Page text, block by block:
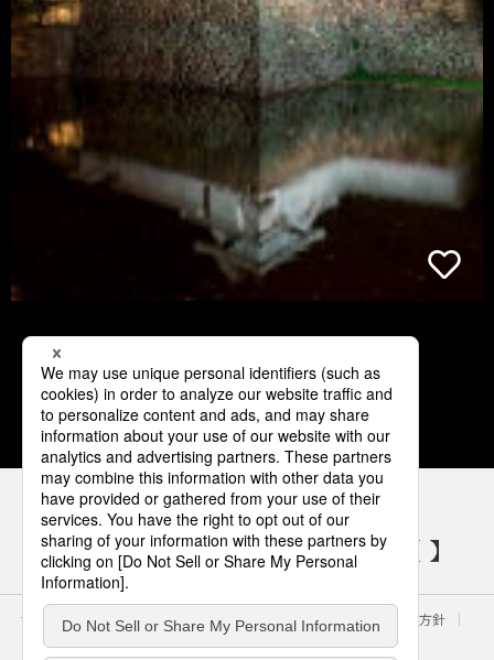
1 2 3 4 5
パナソニックの電気設備 SNSアカウント
サイトのご利用にあたって クッキーポリシー
個人情報保護方針
パナソニック ホールディングス